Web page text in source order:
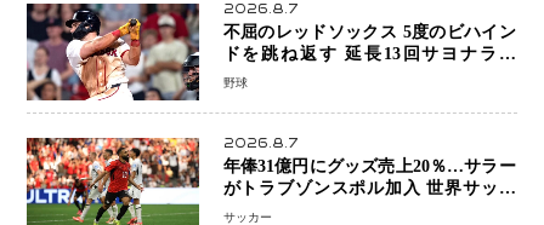
2026.8.7
不屈のレッドソックス 5度のビハイン
ドを跳ね返す 延長13回サヨナラ勝
ち 吉田正尚選手も2安打1打点で貢献 4
野球
2026.8.7
年俸31億円にグッズ売上20％…サラー
がトラブゾンスポル加入 世界サッカ
ーは「五大リーグ一強」から新時代へ
サッカー